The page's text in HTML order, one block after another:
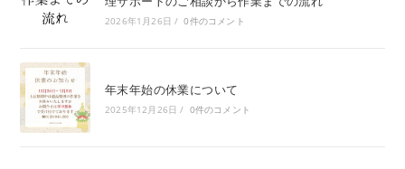
2026年1月26日 / 0件のコメント
年末年始の休業について
2025年12月26日 / 0件のコメント